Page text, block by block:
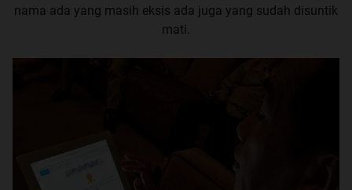
nama ada yang masih eksis ada juga yang sudah disuntik
mati.